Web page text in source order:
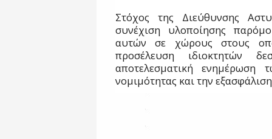
Στόχος της Διεύθυνσης
συνέχιση υλοποίησης
αυτών σε χώρους στους
προσέλευση ιδιοκτητών
αποτελεσματική
νομιμότητας και την